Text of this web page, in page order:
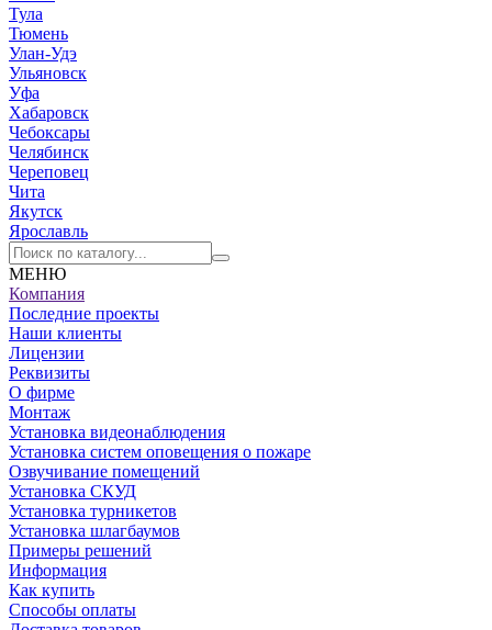
Тула
Тюмень
Улан-Удэ
Ульяновск
Уфа
Хабаровск
Чебоксары
Челябинск
Череповец
Чита
Якутск
Ярославль
МЕНЮ
Компания
Последние проекты
Наши клиенты
Лицензии
Реквизиты
О фирме
Монтаж
Установка видеонаблюдения
Установка систем оповещения о пожаре
Озвучивание помещений
Установка СКУД
Установка турникетов
Установка шлагбаумов
Примеры решений
Информация
Как купить
Способы оплаты